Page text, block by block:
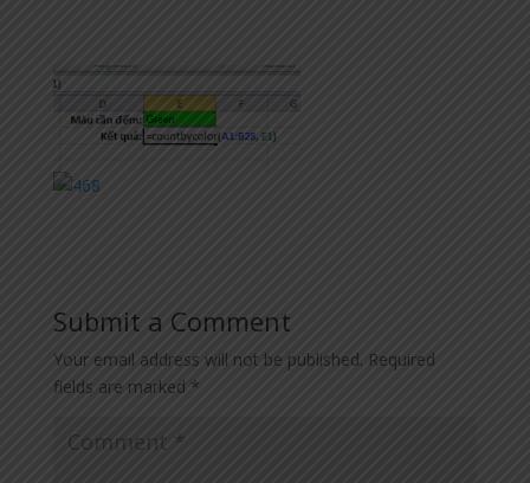
Submit a Comment
Your email address will not be published. Required
fields are marked *